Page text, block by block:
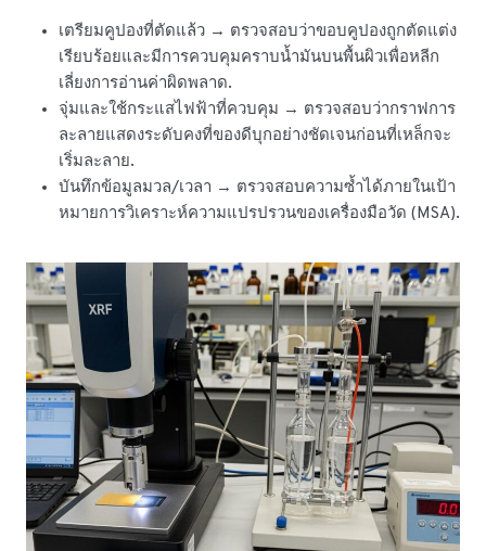
เตรียมคูปองที่ตัดแล้ว → ตรวจสอบว่าขอบคูปองถูกตัดแต่ง
เรียบร้อยและมีการควบคุมคราบน้ำมันบนพื้นผิวเพื่อหลีก
เลี่ยงการอ่านค่าผิดพลาด.
จุ่มและใช้กระแสไฟฟ้าที่ควบคุม → ตรวจสอบว่ากราฟการ
ละลายแสดงระดับคงที่ของดีบุกอย่างชัดเจนก่อนที่เหล็กจะ
เริ่มละลาย.
บันทึกข้อมูลมวล/เวลา → ตรวจสอบความซ้ำได้ภายในเป้า
หมายการวิเคราะห์ความแปรปรวนของเครื่องมือวัด (MSA).